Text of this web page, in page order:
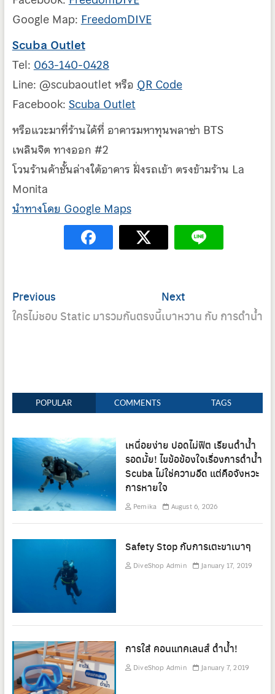
Google Map: FreedomDIVE
Scuba Outlet
Tel: 063-140-0428
Line: @scubaoutlet หรือ QR Code
Facebook: Scuba Outlet
หรือแวะมาที่ร้านได้ที่ อาคารมหาทุนพลาซ่า BTS
เพลินจิต ทางออก #2
โวนร้านค้าชั้นล่างใต้อาคาร ฝั่งรถเข้า ตรงข้ามร้าน La
Monita
นำทางโดย Google Maps
Post
navigation
PreviousPrevious
post:
ใครไม่ชอบ Static มารวมกันตรงนี้
Next
post:
เบาหวาน กับ การดำน้ำ
POPULAR COMMENTS TAGS
เหนื่อยง่าย ปอดไม่ฟิต เรียนดำน้ำ
รอดมั้ย! ไขข้อข้องใจเรื่องการดำน้ำ
Scuba ไม่ใช่ความอึด แต่คือจังหวะ
การหายใจ
Pemika August 6, 2026
Safety Stop กับการเตะขาเบาๆ
DiveShop Admin January 17, 2019
การใส่ คอนแทคเลนส์ ดำน้ำ!
DiveShop Admin January 7, 2019